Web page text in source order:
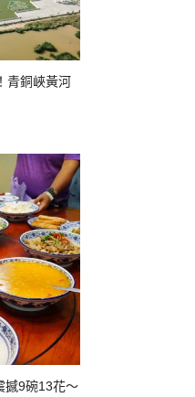
青銅峽黃河
撼9碗13花～